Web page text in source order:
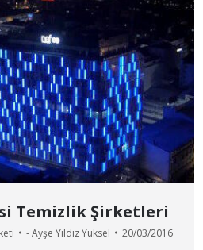
Temizlik Şirketleri
-Ayşe Yıldız Yuksel 20/03/2016